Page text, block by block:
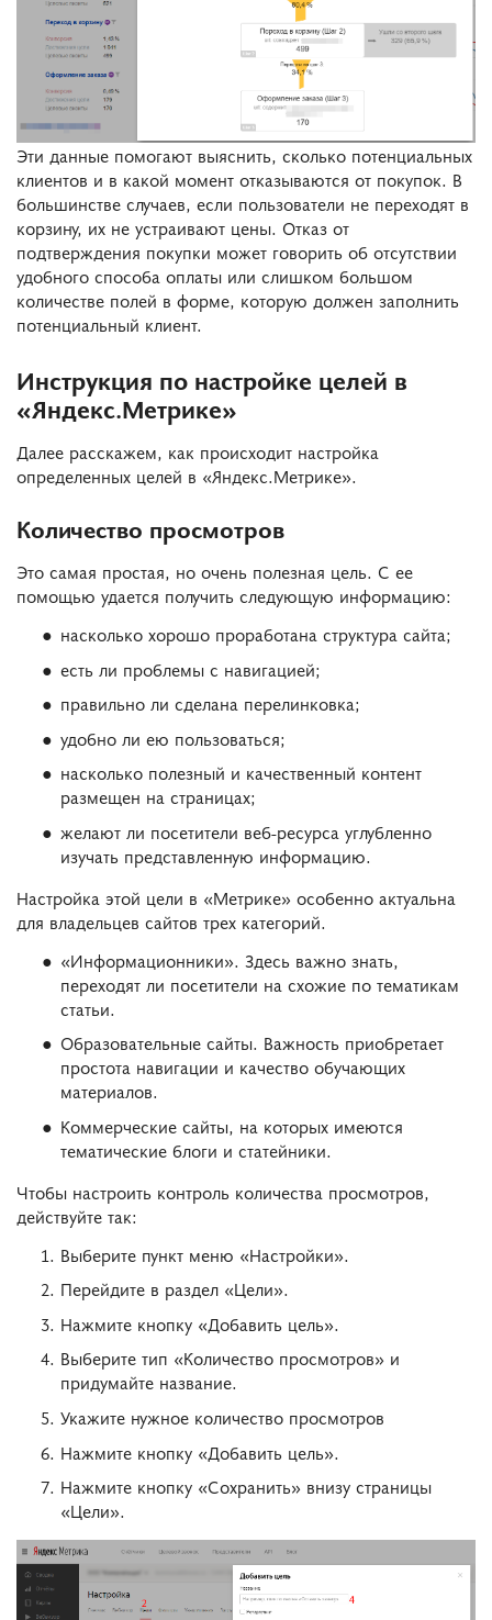
Эти данные помогают выяснить, сколько потенциальных
клиентов и в какой момент отказываются от покупок. В
большинстве случаев, если пользователи не переходят в
корзину, их не устраивают цены. Отказ от
подтверждения покупки может говорить об отсутствии
удобного способа оплаты или слишком большом
количестве полей в форме, которую должен заполнить
потенциальный клиент.
Инструкция по настройке целей в
«Яндекс.Метрике»
Далее расскажем, как происходит настройка
определенных целей в «Яндекс.Метрике».
Количество просмотров
Это самая простая, но очень полезная цель. С ее
помощью удается получить следующую информацию:
насколько хорошо проработана структура сайта;
есть ли проблемы с навигацией;
правильно ли сделана перелинковка;
удобно ли ею пользоваться;
насколько полезный и качественный контент
размещен на страницах;
желают ли посетители веб-ресурса углубленно
изучать представленную информацию.
Настройка этой цели в «Метрике» особенно актуальна
для владельцев сайтов трех категорий.
«Информационники». Здесь важно знать,
переходят ли посетители на схожие по тематикам
статьи.
Образовательные сайты. Важность приобретает
простота навигации и качество обучающих
материалов.
Коммерческие сайты, на которых имеются
тематические блоги и статейники.
Чтобы настроить контроль количества просмотров,
действуйте так:
Выберите пункт меню «Настройки».
Перейдите в раздел «Цели».
Нажмите кнопку «Добавить цель».
Выберите тип «Количество просмотров» и
придумайте название.
Укажите нужное количество просмотров
Нажмите кнопку «Добавить цель».
Нажмите кнопку «Сохранить» внизу страницы
«Цели».